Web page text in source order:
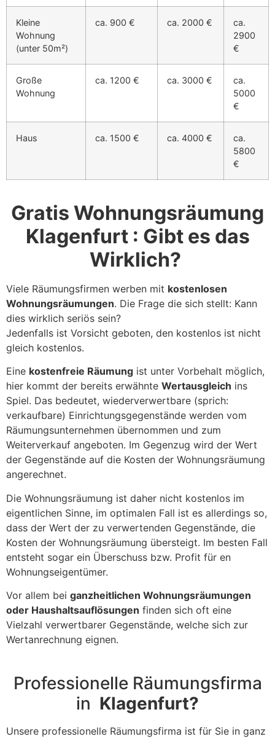
Kleine
Wohnung
(unter 50m²)
ca. 900 € ca. 2000 €
ca.
2900
€
Große
Wohnung
ca. 1200 € ca. 3000 €
ca.
5000
€
Haus ca. 1500 € ca. 4000 €
ca.
5800
€
Gratis Wohnungsräumung
Klagenfurt : Gibt es das
Wirklich?
Viele Räumungsfirmen werben mit kostenlosen
Wohnungsräumungen. Die Frage die sich stellt: Kann
dies wirklich seriös sein?
Jedenfalls ist Vorsicht geboten, den kostenlos ist nicht
gleich kostenlos.
Eine kostenfreie Räumung ist unter Vorbehalt möglich,
hier kommt der bereits erwähnte Wertausgleich ins
Spiel. Das bedeutet, wiederverwertbare (sprich:
verkaufbare) Einrichtungsgegenstände werden vom
Räumungsunternehmen übernommen und zum
Weiterverkauf angeboten. Im Gegenzug wird der Wert
der Gegenstände auf die Kosten der Wohnungsräumung
angerechnet.
Die Wohnungsräumung ist daher nicht kostenlos im
eigentlichen Sinne, im optimalen Fall ist es allerdings so,
dass der Wert der zu verwertenden Gegenstände, die
Kosten der Wohnungsräumung übersteigt. Im besten Fall
entsteht sogar ein Überschuss bzw. Profit für en
Wohnungseigentümer.
Vor allem bei ganzheitlichen Wohnungsräumungen
oder Haushaltsauflösungen finden sich oft eine
Vielzahl verwertbarer Gegenstände, welche sich zur
Wertanrechnung eignen.
Professionelle Räumungsfirma
in Klagenfurt?
Unsere professionelle Räumungsfirma ist für Sie in ganz